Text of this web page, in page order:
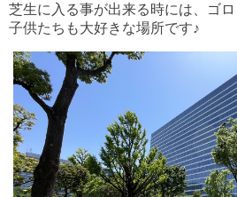
芝生に入る事が出来る時には、ゴ
子供たちも大好きな場所です♪